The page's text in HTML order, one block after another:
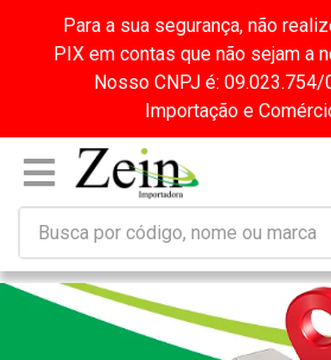
Para a sua segurança, não
PIX em contas que não sejam a
Nosso CNPJ é:
Importação e